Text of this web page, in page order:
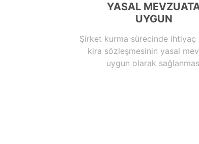
YASAL
UYGUN
Şirket kurma sürecinde ihtiyaç
kira sözleşmesinin yasal
uygun olarak